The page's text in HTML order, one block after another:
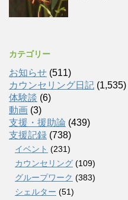
カテゴリー
お知らせ (511)
カウンセリング日記 (1,535)
体験談 (6)
動画 (3)
支援・援助論 (439)
支援記録 (738)
イベント (231)
カウンセリング (109)
グループワーク (383)
シェルター (51)